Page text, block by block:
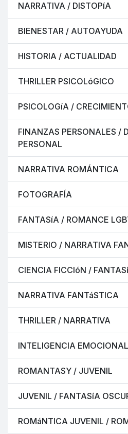
NARRATIVA / DISTOPíA
BIENESTAR / AUTOAYUDA
HISTORIA / ACTUALIDAD
THRILLER PSICOLóGICO
PSICOLOGíA /
FINANZAS PERSONALES /
PERSONAL
NARRATIVA ROMÁNTICA
FOTOGRAFÍA
FANTASíA / ROMANCE
MISTERIO / NARRATIVA
CIENCIA FICCIóN /
NARRATIVA FANTáSTICA
THRILLER / NARRATIVA
INTELIGENCIA
ROMANTASY / JUVENIL
JUVENIL / FANTASíA
ROMáNTICA JUVENIL /